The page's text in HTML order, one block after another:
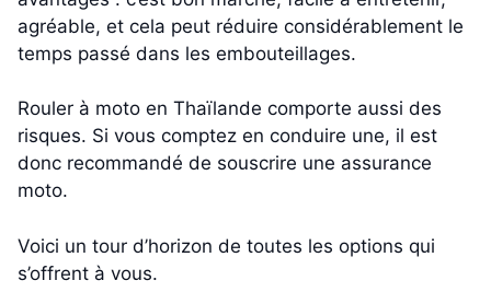
agréable, et cela peut réduire considérablement le
temps passé dans les embouteillages.
Rouler à moto en Thaïlande comporte aussi des
risques. Si vous comptez en conduire une, il est
donc recommandé de souscrire une assurance
moto.
Voici un tour d’horizon de toutes les options qui
s’offrent à vous.